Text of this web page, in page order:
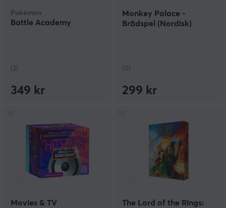
Pokémon
Battle Academy
(2)
349 kr
Monkey Palace -
Brädspel (Nordisk)
(0)
299 kr
Movies & TV
The Lord of the Rings: